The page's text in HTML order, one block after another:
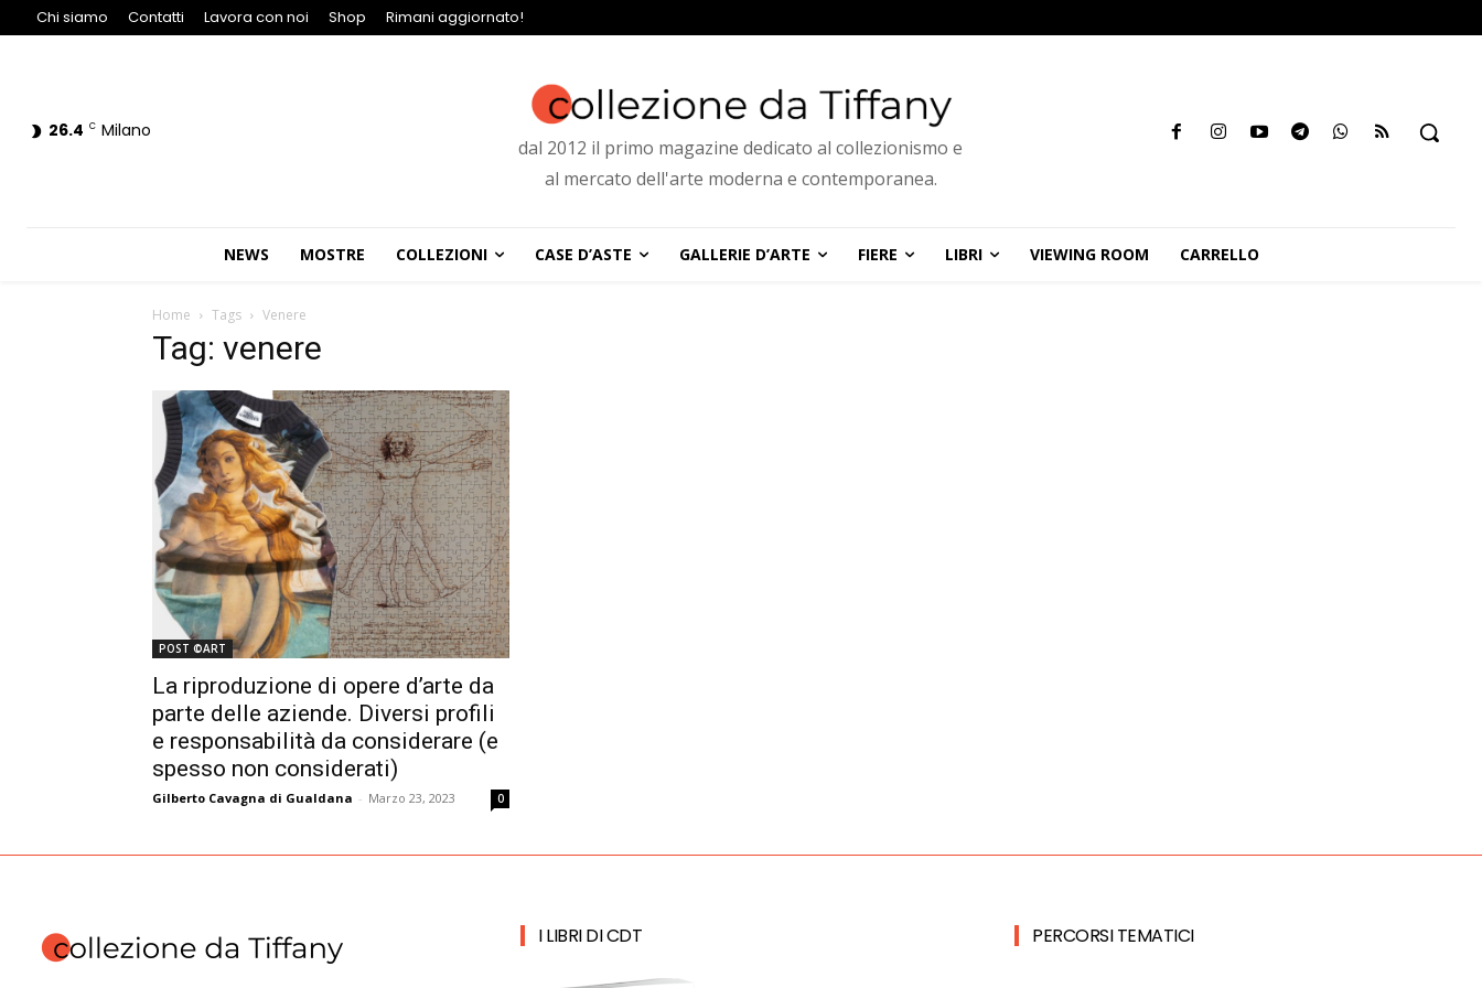
Chi siamo Contatti Lavora con noi Shop Rimani aggiornato!
26.4 C Milano
dal 2012 il primo magazine dedicato al collezionismo e
al mercato dell'arte moderna e contemporanea.
NEWS MOSTRE COLLEZIONI CASE D’ASTE GALLERIE D’ARTE FIERE LIBRI VIEWING ROOM CARRELLO
Home Tags Venere
Tag: venere
POST ©ART
La riproduzione di opere d’arte da
parte delle aziende. Diversi profili
e responsabilità da considerare (e
spesso non considerati)
Gilberto Cavagna di Gualdana - Marzo 23, 2023 0
I LIBRI DI CDT PERCORSI TEMATICI